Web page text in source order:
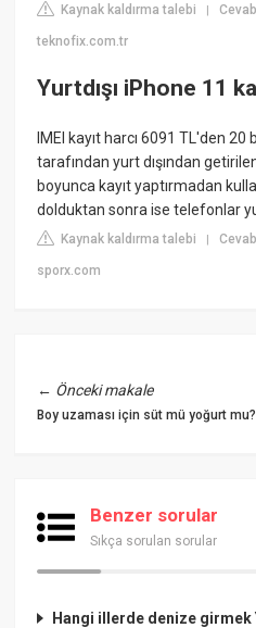
Kaynak kaldırma talebi |
teknofix.com.tr
Yurtdışı iPhone 11
IMEI kayıt harcı 6091 TL'den 20
tarafından yurt dışından
boyunca kayıt yaptırmadan
dolduktan sonra ise telefonlar
Kaynak kaldırma talebi |
sporx.com
← Önceki makale
Boy uzaması için süt mü yoğurt mu?
Benzer sorular
Sıkça sorulan sorular
Hangi illerde denize girmek